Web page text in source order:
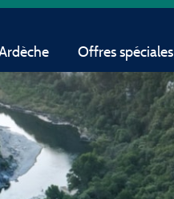
Offres spéciales